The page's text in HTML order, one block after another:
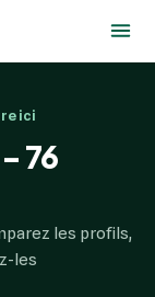
ici
76
les profils,
les